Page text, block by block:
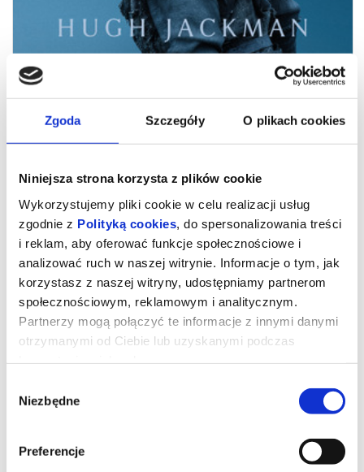
Zgoda Szczegóły O plikach cookies
Niniejsza strona korzysta z plików cookie
Wykorzystujemy pliki cookie w celu realizacji usług
zgodnie z Polityką cookies , do spersonalizowania treści
i reklam, aby oferować funkcje społecznościowe i
analizować ruch w naszej witrynie. Informacje o tym, jak
korzystasz z naszej witryny, udostępniamy partnerom
społecznościowym, reklamowym i analitycznym.
Partnerzy mogą połączyć te informacje z innymi danymi
otrzymanymi od Ciebie lub uzyskanymi podczas
zgody
Niezbędne
Preferencje
ROBIN HOOD: KONIEC LEGENDY
"Robin Hood: Koniec legendy" (The Death of Robin Hood)
Reż. Michael Sarnoski
Legenda była kłamstwem. Hugh Jackman, Jodie Comer, Bill
Skarsgård w mrocznej opowieści o odkupieniu. Zapomnijcie o
historii, którą znacie. Nadchodzi najmroczniejsza i najbardziej